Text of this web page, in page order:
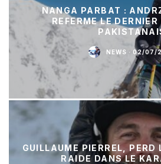
NANGA PARBAT :
REFERME LE
NEWS · 02/07/
GUILLAUME PIERREL, PERD
RAIDE DANS LE